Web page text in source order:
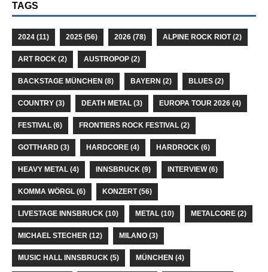
TAGS
2024 (11) 2025 (56) 2026 (78) ALPINE ROCK RIOT(2)
ART ROCK (2) AUSTROPOP (2)
BACKSTAGE MÜNCHEN (8) BAYERN (2) BLUES (2)
COUNTRY (3) DEATH METAL (3) EUROPA TOUR 2026 (4)
FESTIVAL (6) FRONTIERS ROCK FESTIVAL (2)
GOTTHARD (3) HARDCORE (4) HARDROCK (6)
HEAVY METAL (4) INNSBRUCK (9) INTERVIEW(6)
KOMMA WÖRGL (6) KONZERT(56)
LIVESTAGE INNSBRUCK (10) METAL (10) METALCORE (2)
MICHAEL STECHER (12) MILANO (3)
MUSIC HALL INNSBRUCK (5) MÜNCHEN (4)